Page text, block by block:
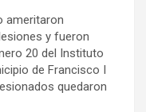
ameritaron
y fueron
20 del Instituto
de Francisco I
quedaron